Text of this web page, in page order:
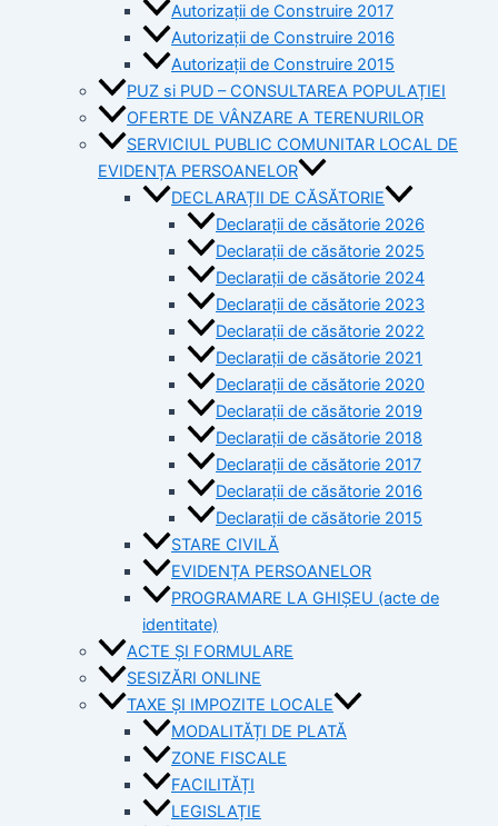
Autorizaţii de Construire 2017
Autorizaţii de Construire 2016
Autorizaţii de Construire 2015
PUZ si PUD – CONSULTAREA POPULAȚIEI
OFERTE DE VÂNZARE A TERENURILOR
SERVICIUL PUBLIC COMUNITAR LOCAL DE
EVIDENȚA PERSOANELOR
DECLARAȚII DE CĂSĂTORIE
Declarații de căsătorie 2026
Declarații de căsătorie 2025
Declarații de căsătorie 2024
Declarații de căsătorie 2023
Declarații de căsătorie 2022
Declarații de căsătorie 2021
Declarații de căsătorie 2020
Declarații de căsătorie 2019
Declarații de căsătorie 2018
Declarații de căsătorie 2017
Declarații de căsătorie 2016
Declarații de căsătorie 2015
STARE CIVILĂ
EVIDENȚA PERSOANELOR
PROGRAMARE LA GHIȘEU (acte de
identitate)
ACTE ȘI FORMULARE
SESIZĂRI ONLINE
TAXE ȘI IMPOZITE LOCALE
MODALITĂȚI DE PLATĂ
ZONE FISCALE
FACILITĂȚI
LEGISLAȚIE